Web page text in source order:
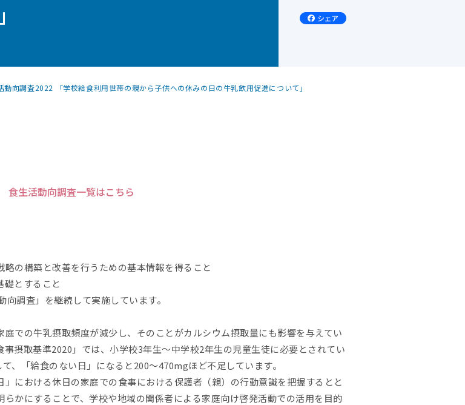
動向調査2022 「学校給食利用世帯の親から子供への休みの日の牛乳飲用促進について」
食生活動向調査一覧はこちら
の構築と改善を行うための基本情報を得ること
とすること
調査」を継続して実施しています。
での牛乳摂取頻度が減少し、そのことがカルシウム摂取量にも影響を与えてい
摂取基準2020」では、小学校3年生～中学校2年生の児童生徒に必要とされてい
、「給食のない日」になると200～470mgほど不足しています。
における休日の家庭での食事における保護者（親）の行動意識を把握するとと
かにすることで、学校や地域の関係者による家庭向け啓発活動での活用を目的